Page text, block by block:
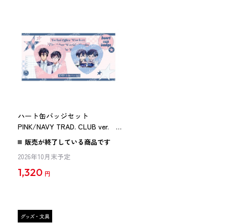
ハート缶バッジセット
PINK/NAVY TRAD. CLUB ver. 異
世界の沙汰は社畜次第
販売が終了している商品です
2026年10月末予定
1,320 円